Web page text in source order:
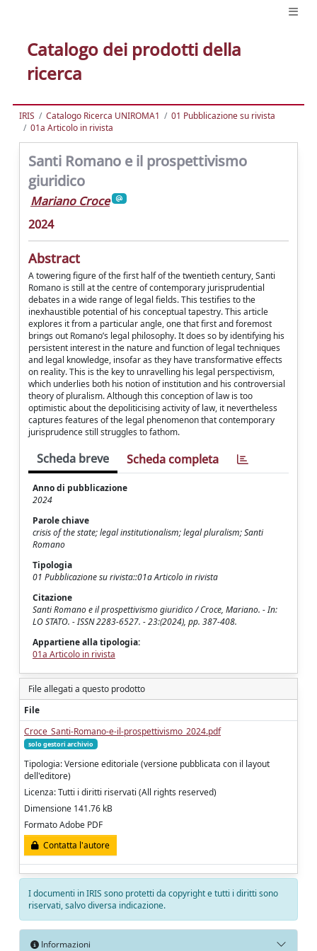
Catalogo dei prodotti della
ricerca
IRIS Catalogo Ricerca UNIROMA1
01 Pubblicazione su rivista
01a Articolo in rivista
Santi Romano e il prospettivismo
giuridico
Mariano Croce
2024
Abstract
A towering figure of the first half of the twentieth century, Santi
Romano is still at the centre of contemporary jurisprudential
debates in a wide range of legal fields. This testifies to the
inexhaustible potential of his conceptual tapestry. This article
explores it from a particular angle, one that first and foremost
brings out Romano’s legal philosophy. It does so by identifying his
persistent interest in the nature and function of legal techniques
and legal knowledge, insofar as they have transformative effects
on reality. This is the key to unravelling his legal perspectivism,
which underlies both his notion of institution and his controversial
theory of pluralism. Although this conception of law is too
optimistic about the depoliticising activity of law, it nevertheless
captures features of the legal phenomenon that contemporary
jurisprudence still struggles to fathom.
Scheda breve Scheda completa
Anno di pubblicazione
2024
Parole chiave
crisis of the state; legal institutionalism; legal pluralism; Santi
Romano
Tipologia
01 Pubblicazione su rivista::01a Articolo in rivista
Citazione
Santi Romano e il prospettivismo giuridico / Croce, Mariano. - In:
LO STATO. - ISSN 2283-6527. - 23:(2024), pp. 387-408.
Appartiene alla tipologia:
01a Articolo in rivista
File allegati a questo prodotto
File
Croce_Santi-Romano-e-il-prospettivismo_2024.pdf
solo gestori archivio
Tipologia: Versione editoriale (versione pubblicata con il layout
dell'editore)
Licenza: Tutti i diritti riservati (All rights reserved)
Dimensione 141.76 kB
Formato Adobe PDF
Contatta l'autore
I documenti in IRIS sono protetti da copyright e tutti i diritti sono
riservati, salvo diversa indicazione.
Informazioni